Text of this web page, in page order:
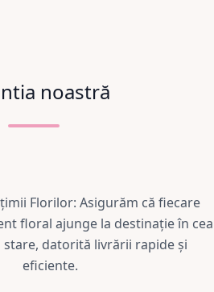
noastră
Florilor: Asigurăm că fiecare
floral ajunge la destinație în cea
stare, datorită livrării rapide și
eficiente.